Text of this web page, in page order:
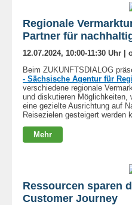
Regionale
Partner für
12.07.2024, 10:00-11:30 Uhr |
Beim ZUKUNFTSDIALOG
- Sächsische Agentur für
verschiedene regionale
und diskutieren Möglichkeiten,
eine gezielte Ausrichtung auf
Reisezielen gesteigert werden
Mehr
Ressourcen sparen
Customer Journey